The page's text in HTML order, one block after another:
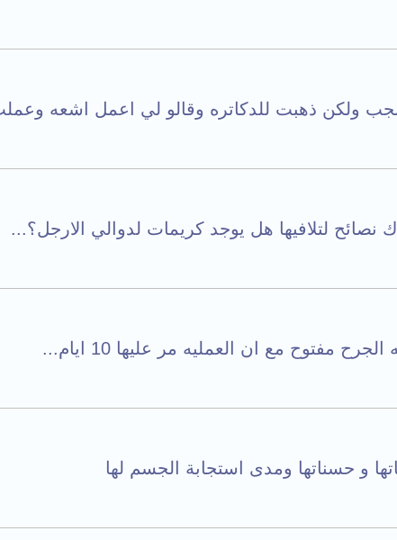
لتلافيها هل يوجد كريمات لدوالي الارجل؟...
مفتوح مع ان العمليه مر عليها 10 ايام...
و حسناتها ومدى استجابة الجسم لها